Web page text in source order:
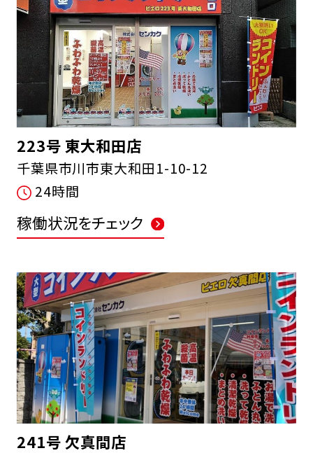
223号 東大和田店
千葉県市川市東大和田1-10-12
24時間
稼働状況をチェック
241号 欠真間店